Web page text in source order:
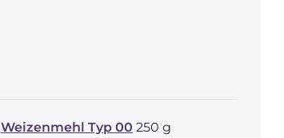
Weizenmehl Typ 00 250 g